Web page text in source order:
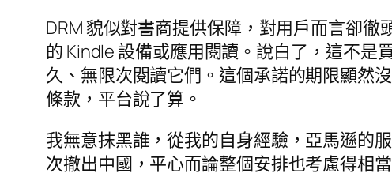
DRM 貌似對書商提供保障，對用戶而言卻
的 Kindle 設備或應用閱讀。說白了，這不
久、無限次閱讀它們。這個承諾的期限顯然
條款，平台說了算。
我無意抹黑誰，從我的自身經驗，亞馬遜的
次撤出中國，平心而論整個安排也考慮得相